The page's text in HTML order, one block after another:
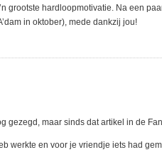
grootste hardloopmotivatie. Na een
in oktober), mede dankzij jou!
gezegd, maar sinds dat artikel in de
werkte en voor je vriendje iets had